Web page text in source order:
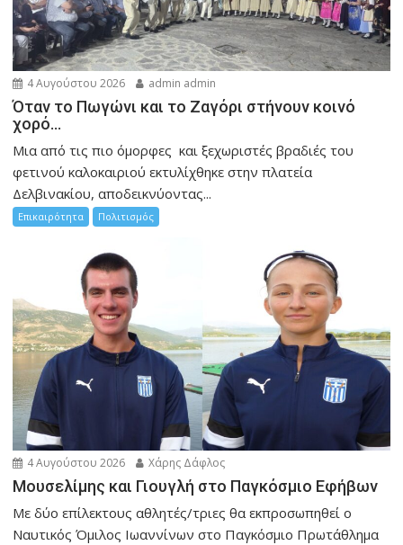
4 Αυγούστου 2026 admin admin
Όταν το Πωγώνι και το Ζαγόρι στήνουν κοινό
χορό…
Μια από τις πιο όμορφες και ξεχωριστές βραδιές του
φετινού καλοκαιριού εκτυλίχθηκε στην πλατεία
Δελβινακίου, αποδεικνύοντας...
Επικαιρότητα Πολιτισμός
4 Αυγούστου 2026 Χάρης Δάφλος
Μουσελίμης και Γιουγλή στο Παγκόσμιο Εφήβων
Mε δύο επίλεκτους αθλητές/τριες θα εκπροσωπηθεί ο
Ναυτικός Όμιλος Ιωαννίνων στο Παγκόσμιο Πρωτάθλημα